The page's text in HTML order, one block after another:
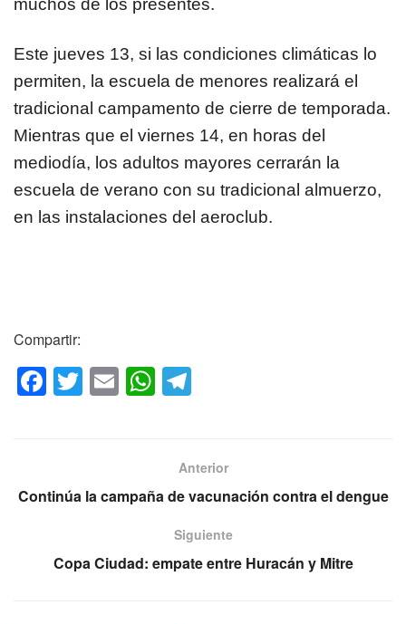
Este jueves 13, si las condiciones climáticas lo
permiten, la escuela de menores realizará el
tradicional campamento de cierre de temporada.
Mientras que el viernes 14, en horas del
mediodía, los adultos mayores cerrarán la
escuela de verano con su tradicional almuerzo,
en las instalaciones del aeroclub.
Compartir:
F
a
b
o
T
wi
E
m
W
h
A
p
gr
a
m
Anterior
Continúa la campaña de vacunación contra el dengue
Siguiente
Copa Ciudad: empate entre Huracán y Mitre